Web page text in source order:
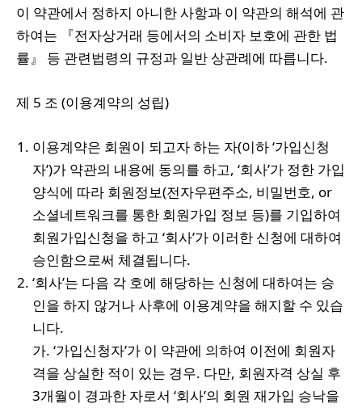
이 약관에서 정하지 아니한 사항과 이 약관의 해석에 관
하여는 『전자상거래 등에서의 소비자 보호에 관한 법
률』 등 관련법령의 규정과 일반 상관례에 따릅니다.
제 5 조 (이용계약의 성립)
이용계약은 회원이 되고자 하는 자(이하 ‘가입신청
자’)가 약관의 내용에 동의를 하고, ‘회사’가 정한 가입
양식에 따라 회원정보(전자우편주소, 비밀번호, or
소셜네트워크를 통한 회원가입 정보 등)를 기입하여
회원가입신청을 하고 ‘회사’가 이러한 신청에 대하여
승인함으로써 체결됩니다.
‘회사’는 다음 각 호에 해당하는 신청에 대하여는 승
인을 하지 않거나 사후에 이용계약을 해지할 수 있습
니다.
가. ‘가입신청자’가 이 약관에 의하여 이전에 회원자
격을 상실한 적이 있는 경우. 다만, 회원자격 상실 후
3개월이 경과한 자로서 ‘회사’의 회원 재가입 승낙을